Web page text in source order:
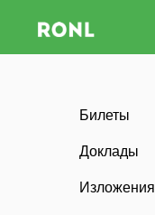
Билеты
Доклады
Изложения